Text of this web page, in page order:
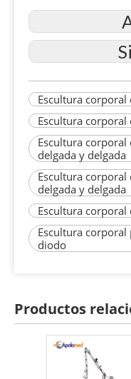
Escultura
Escultura
Escultura
delgada y delgada
Escultura
delgada y delgada
Escultura
Escultura
diodo
Productos